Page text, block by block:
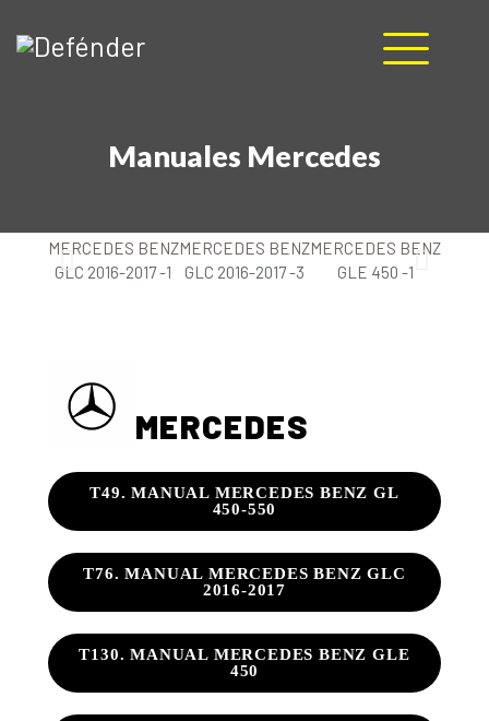
Manuales Mercedes
HOME
MANUALES
RECURSOS
MERCEDES
T49. MANUAL MERCEDES BENZ GL
450-550
T76. MANUAL MERCEDES BENZ GLC
2016-2017
T130. MANUAL MERCEDES BENZ GLE
450